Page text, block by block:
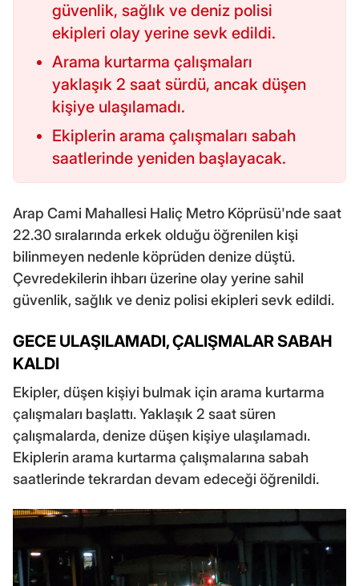
güvenlik, sağlık ve deniz polisi
ekipleri olay yerine sevk edildi.
Arama kurtarma çalışmaları
yaklaşık 2 saat sürdü, ancak düşen
kişiye ulaşılamadı.
Ekiplerin arama çalışmaları sabah
saatlerinde yeniden başlayacak.
Arap Cami Mahallesi Haliç Metro Köprüsü'nde saat
22.30 sıralarında erkek olduğu öğrenilen kişi
bilinmeyen nedenle köprüden denize düştü.
Çevredekilerin ihbarı üzerine olay yerine sahil
güvenlik, sağlık ve deniz polisi ekipleri sevk edildi.
GECE ULAŞILAMADI, ÇALIŞMALAR SABAH
KALDI
Ekipler, düşen kişiyi bulmak için arama kurtarma
çalışmaları başlattı. Yaklaşık 2 saat süren
çalışmalarda, denize düşen kişiye ulaşılamadı.
Ekiplerin arama kurtarma çalışmalarına sabah
saatlerinde tekrardan devam edeceği öğrenildi.